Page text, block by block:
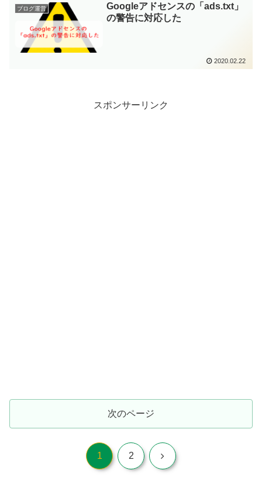
ブログ運営
Googleアドセンスの「ads.txt」
の警告に対応した
2020.02.22
スポンサーリンク
次のページ
1 2 次